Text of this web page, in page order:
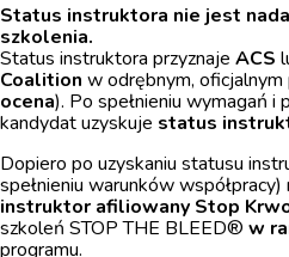
Status instruktora nie jest
szkolenia.
Status instruktora przyznaje ACS
Coalition w odrębnym, oficjalnym
ocena). Po spełnieniu wymagań
kandydat uzyskuje status
Dopiero po uzyskaniu statusu
spełnieniu warunków
instruktor afiliowany Stop
szkoleń STOP THE BLEED® w
programu.